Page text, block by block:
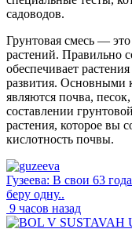
садоводов.
Грунтовая смесь —
растений. Правильно
обеспечивает
развития. Основными
являются почва,
составлении
растения, которое вы
кислотность почвы.
Гузеева: В свои 63
беру одну..
9 часов назад